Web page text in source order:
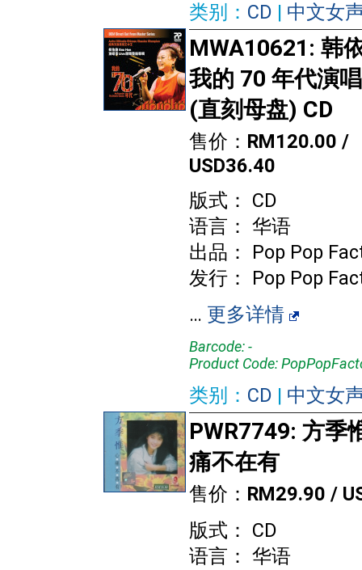
类别： CD | 中文女
MWA10621: 韩
我的 70 年代演
(直刻母盘) CD
售价： RM120.00 /
USD36.40
版式： CD
语言： 华语
出品： Pop Pop
发行： Pop Pop
… 更多详情
Barcode: -
Product Code:
类别： CD | 中文女
PWR7749: 方季
痛不在有
售价： RM29.90 /
版式： CD
语言： 华语